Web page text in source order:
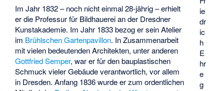
ie
dr
ic
h
E
hr
e
g
Im Jahr 1832 – noch nicht einmal 28-jährig – erhielt
er die Professur für Bildhauerei an der Dresdner
Kunstakademie. Im Jahr 1833 bezog er sein Atelier
im Brühlschen Gartenpavillon. In Zusammenarbeit
mit vielen bedeutenden Architekten, unter anderen
Gottfried Semper, war er für den bauplastischen
Schmuck vieler Gebäude verantwortlich, vor allem
in Dresden. Anfang 1836 wurde er zum ordentlichen